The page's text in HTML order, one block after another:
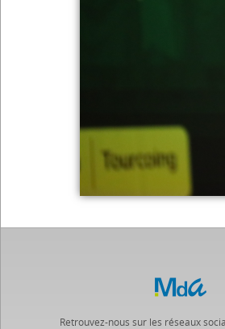
Retrouvez-nous sur les réseaux